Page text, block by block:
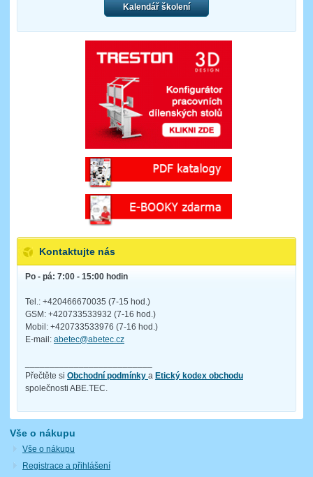
Kalendář školení
Kontaktujte nás
Po - pá: 7:00 - 15:00 hodin
Tel.: +420466670035 (7-15 hod.)
GSM: +420733533932 (7-16 hod.)
Mobil: +420733533976 (7-16 hod.)
E-mail: abetec@abetec.cz
Přečtěte si Obchodní podmínky a Etický kodex obchodu
společnosti ABE.TEC.
Vše o nákupu
Vše o nákupu
Registrace a přihlášení